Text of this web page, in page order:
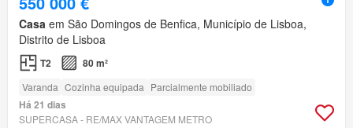
Casa em São Domingos de Benfica, Município de Lisboa,
Distrito de Lisboa
T2 80 m²
Varanda Cozinha equipada Parcialmente mobiliado
Há 21 dias
SUPERCASA - RE/MAX VANTAGEM METRO